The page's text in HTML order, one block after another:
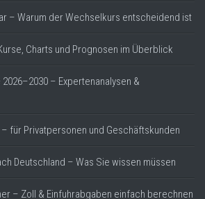
– Warum der Wechselkurs entscheidend ist
Charts und Prognosen im Überblick
– Expertenanalysen &
für Privatpersonen und Geschäftskunden
Deutschland – Was Sie wissen müssen
– Zoll & Einfuhrabgaben einfach berechnen